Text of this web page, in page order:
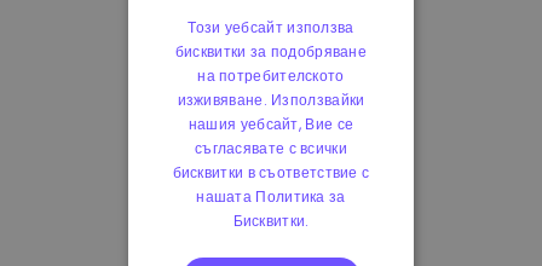
Този уебсайт използва
бисквитки за подобряване
на потребителското
изживяване. Използвайки
нашия уебсайт, Вие се
съгласявате с всички
бисквитки в съответствие с
нашата Политика за
Бисквитки.